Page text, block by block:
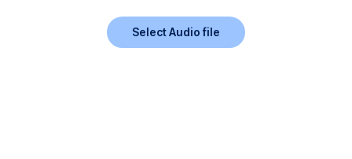
Select Audio file